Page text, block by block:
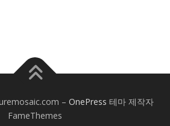
– OnePress 테마 제작자
FameThemes